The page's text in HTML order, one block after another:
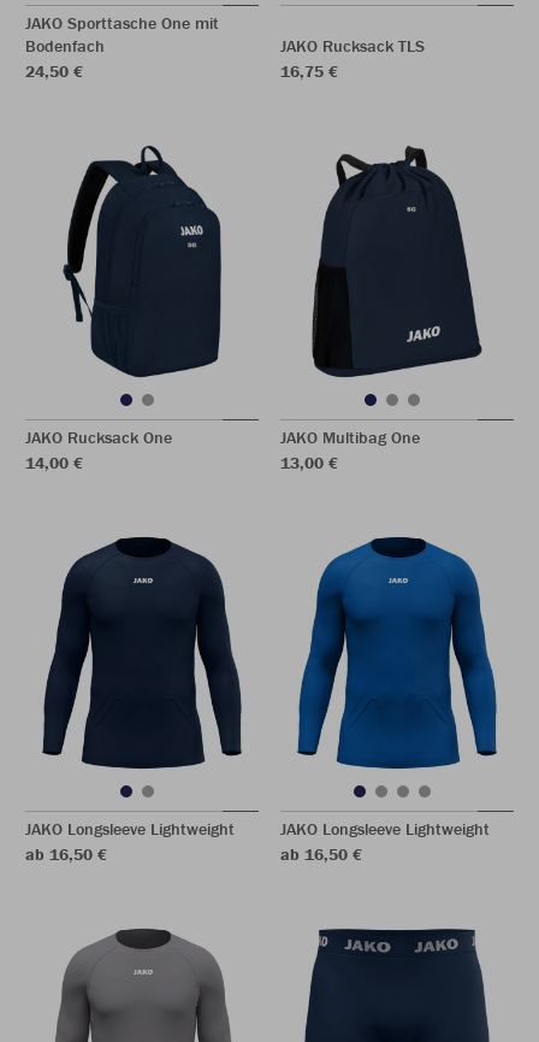
JAKO Sporttasche One mit
Bodenfach
24,50 €
JAKO Rucksack TLS
16,75 €
JAKO Rucksack One
14,00 €
JAKO Multibag One
13,00 €
JAKO Longsleeve Lightweight
ab 16,50 €
JAKO Longsleeve Lightweight
ab 16,50 €